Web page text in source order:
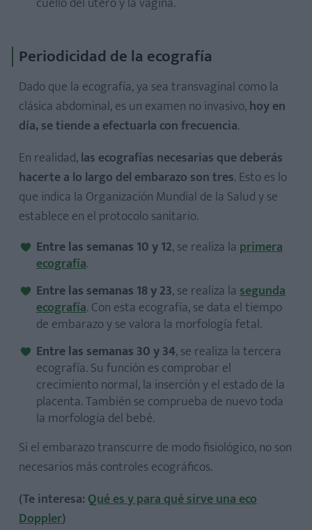
Periodicidad de la ecografía
Dado que la ecografía, ya sea transvaginal como la
clásica abdominal, es un examen no invasivo,hoy en
día, se tiende a efectuarla con frecuencia.
En realidad,las ecografías necesarias que deberás
hacerte a lo largo del embarazo son tres. Esto es lo
que indica la Organización Mundial de la Salud y se
establece en el protocolo sanitario.
Entre las semanas 10 y 12, se realiza la primera
ecografía.
Entre las semanas 18 y 23, se realiza la segunda​
ecografía. Con esta ecografía, se data el tiempo
de embarazo y se valora la morfología fetal.
Entre las semanas 30 y 34, se realiza la tercera
ecografía. Su función es comprobar el
crecimiento normal, la inserción y el estado de la
placenta. También se comprueba de nuevo toda
la morfología del bebé.
Si el embarazo transcurre de modo fisiológico, no son
necesarios más controles ecográficos.
(Te interesa: Qué es y para qué sirve una eco
Doppler)